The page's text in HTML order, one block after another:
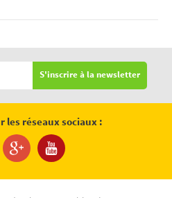
S'inscrire à la newsletter
les réseaux sociaux :